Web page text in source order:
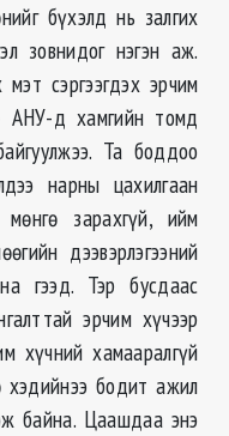
бүхэлд нь залгих
зовнидог нэгэн аж.
сэргээгдэх эрчим
АНУ-д хамгийн томд
Та боддоо
нарны цахилгаан
зарахгүй, ийм
дээвэрлэгээний
гээд. Тэр бусдаас
эрчим хүчээр
хүчний хамааралгүй
хэдийнээ бодит ажил
байна. Цаашдаа энэ